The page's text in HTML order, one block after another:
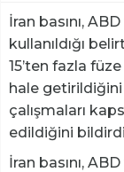
İran basını,
kullanıldığı
15’ten fazla
hale
çalışmaları
edildiğini
İran basını,